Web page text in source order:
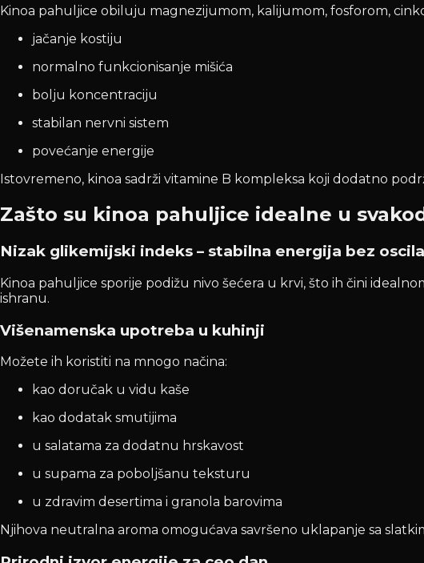
Kinoa pahuljice obiluju magnezijumom, kalijumom, fosforom,
jačanje kostiju
normalno funkcionisanje mišića
bolju koncentraciju
stabilan nervni sistem
povećanje energije
Istovremeno, kinoa sadrži vitamine B kompleksa koji dodatno
Zašto su kinoa pahuljice idealne u
Nizak glikemijski indeks – stabilna energija bez
Kinoa pahuljice sporije podižu nivo šećera u krvi, što ih čini
ishranu.
Višenamenska upotreba u kuhinji
Možete ih koristiti na mnogo načina:
kao doručak u vidu kaše
kao dodatak smutijima
u salatama za dodatnu hrskavost
u supama za poboljšanu teksturu
u zdravim desertima i granola barovima
Njihova neutralna aroma omogućava savršeno uklapanje sa